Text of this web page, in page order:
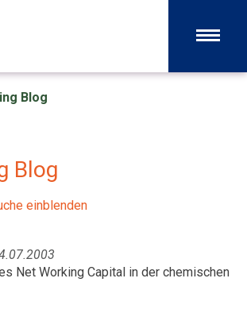
Blog
Blog
einblenden
Net Working Capital in der chemischen